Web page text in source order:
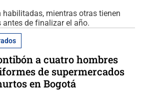
mientras otras tienen
antes de finalizar el año.
a cuatro hombres
de supermercados
en Bogotá